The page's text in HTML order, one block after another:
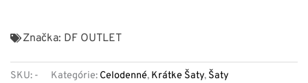
Značka: DF OUTLET
SKU: - Kategórie: Celodenné, Krátke Šaty, Šaty